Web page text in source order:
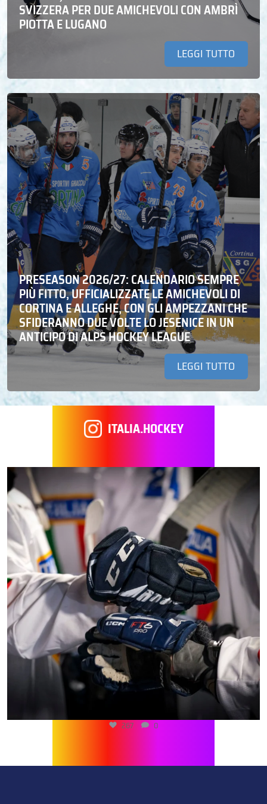
SVIZZERA PER DUE AMICHEVOLI CON AMBRÌ
PIOTTA E LUGANO
LEGGI TUTTO
PRESEASON 2026/27: CALENDARIO SEMPRE
PIÙ FITTO, UFFICIALIZZATE LE AMICHEVOLI DI
CORTINA E ALLEGHE, CON GLI AMPEZZANI CHE
SFIDERANNO DUE VOLTE LO JESENICE IN UN
ANTICIPO DI ALPS HOCKEY LEAGUE
LEGGI TUTTO
ITALIA.HOCKEY
267 0